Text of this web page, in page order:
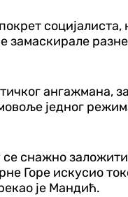
једног
снажно
Горе искусио
је Мандић.